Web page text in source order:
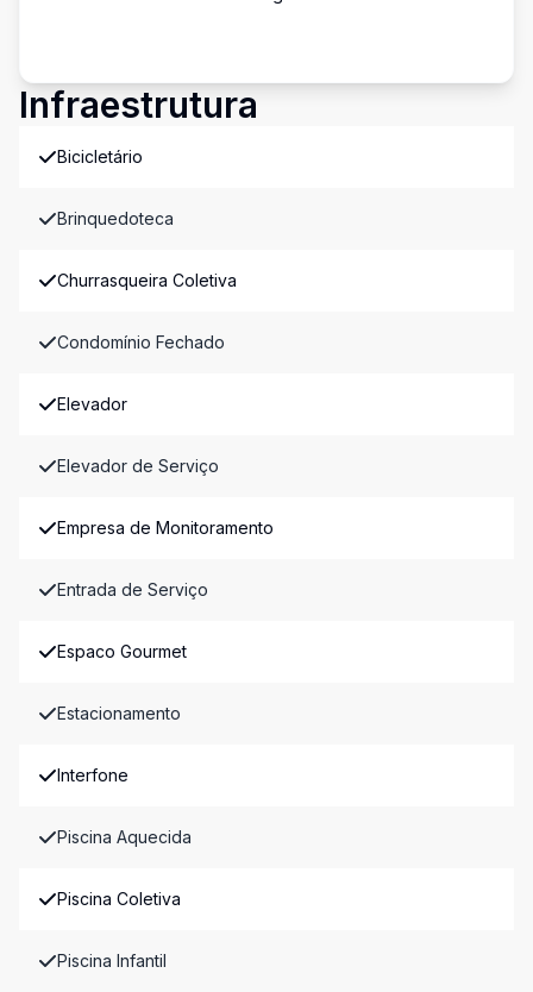
Infraestrutura
Bicicletário
Brinquedoteca
Churrasqueira Coletiva
Condomínio Fechado
Elevador
Elevador de Serviço
Empresa de Monitoramento
Entrada de Serviço
Espaco Gourmet
Estacionamento
Interfone
Piscina Aquecida
Piscina Coletiva
Piscina Infantil